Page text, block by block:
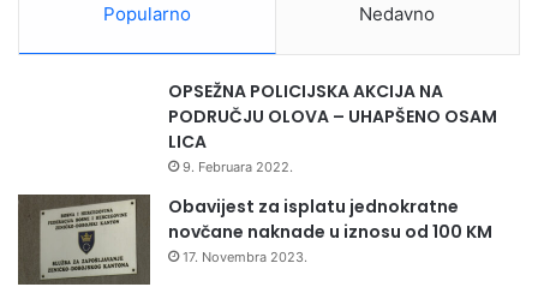
Popularno Nedavno
OPSEŽNA POLICIJSKA AKCIJA NA
PODRUČJU OLOVA – UHAPŠENO OSAM
LICA
9. Februara 2022.
Obavijest za isplatu jednokratne
novčane naknade u iznosu od 100 KM
17. Novembra 2023.